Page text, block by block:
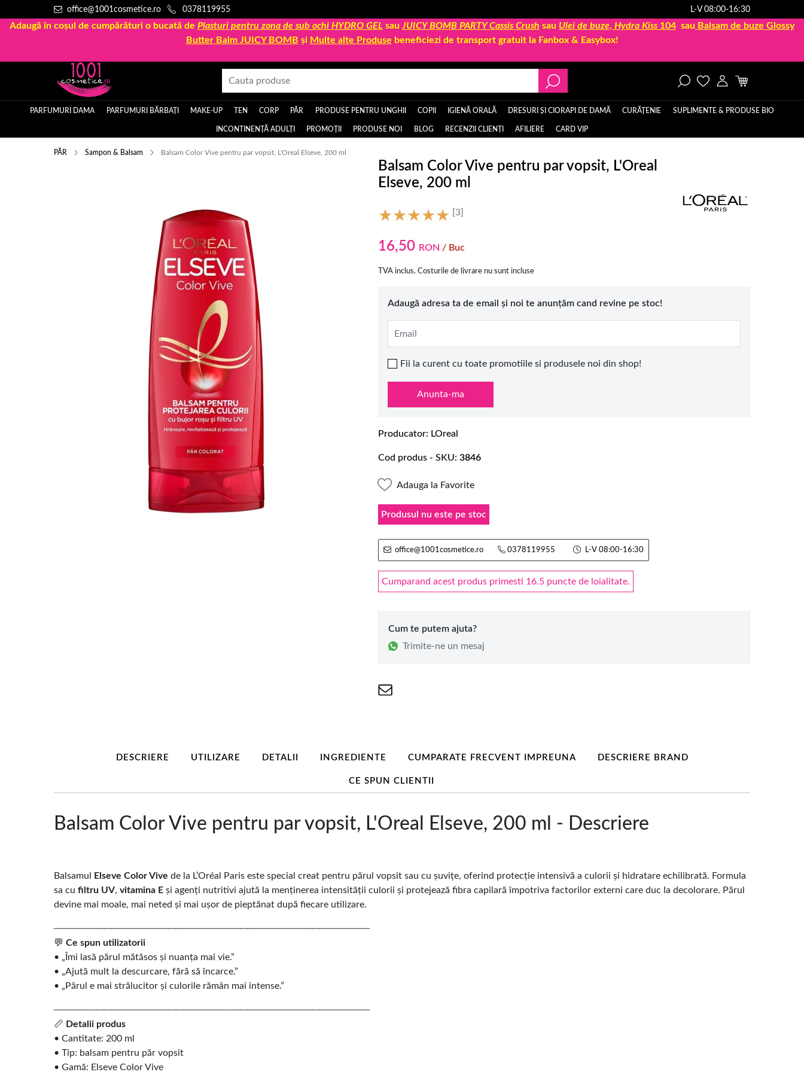
office@1001cosmetice.ro 0378119955 L-V 08:00-16:30
Adaugă în coșul de cumpărături o bucată de Plasturi pentru zona de sub ochi HYDRO GEL sau JUICY BOMB PARTY Cassis Crush sau Ulei de buze, Hydra Kiss 104 sau Balsam de buze Glossy
Butter Balm JUICY BOMB și Multe alte Produse beneficiezi de transport gratuit la Fanbox & Easybox!
PARFUMURI DAMA PARFUMURI BĂRBAȚI MAKE-UP TEN CORP PĂR PRODUSE PENTRU UNGHII COPII IGIENĂ ORALĂ DRESURI ȘI CIORAPI DE DAMĂ CURĂȚENIE SUPLIMENTE & PRODUSE BIO
INCONTINENȚĂ ADULȚI PROMOȚII PRODUSE NOI BLOG RECENZII CLIENȚI AFILIERE CARD VIP
PĂR Sampon & Balsam Balsam Color Vive pentru par vopsit, L'Oreal Elseve, 200 ml
Balsam Color Vive pentru par vopsit, L'Oreal
Elseve, 200 ml
[3]
16,50 RON / Buc
TVA inclus. Costurile de livrare nu sunt incluse
Adaugă adresa ta de email și noi te anunțăm cand revine pe stoc!
Email
Fii la curent cu toate promotiile si produsele noi din shop!
Anunta-ma
Producator LOreal
Cod produs - SKU 3846
Adauga la Favorite
Produsul nu este pe stoc
office@1001cosmetice.ro 0378119955 L-V 08:00-16:30
Cumparand acest produs primesti 16.5 puncte de loialitate.
Cum te putem ajuta?
Trimite-ne un mesaj
DESCRIERE UTILIZARE DETALII INGREDIENTE CUMPARATE FRECVENT IMPREUNA DESCRIERE BRAND
CE SPUN CLIENTII
Balsam Color Vive pentru par vopsit, L'Oreal Elseve, 200 ml - Descriere
Balsamul Elseve Color Vive de la L’Oréal Paris este special creat pentru părul vopsit sau cu șuvițe, oferind protecție intensivă a culorii și hidratare echilibrată. Formula
sa cu filtru UV, vitamina E și agenți nutritivi ajută la menținerea intensității culorii și protejează fibra capilară împotriva factorilor externi care duc la decolorare. Părul
devine mai moale, mai neted și mai ușor de pieptănat după fiecare utilizare.
────────────────────────────────────────────
💬 Ce spun utilizatorii
• „Îmi lasă părul mătăsos și nuanța mai vie.”
• „Ajută mult la descurcare, fără să încarce.”
• „Părul e mai strălucitor și culorile rămân mai intense.”
────────────────────────────────────────────
📏 Detalii produs
• Cantitate: 200 ml
• Tip: balsam pentru păr vopsit
• Gamă: Elseve Color Vive